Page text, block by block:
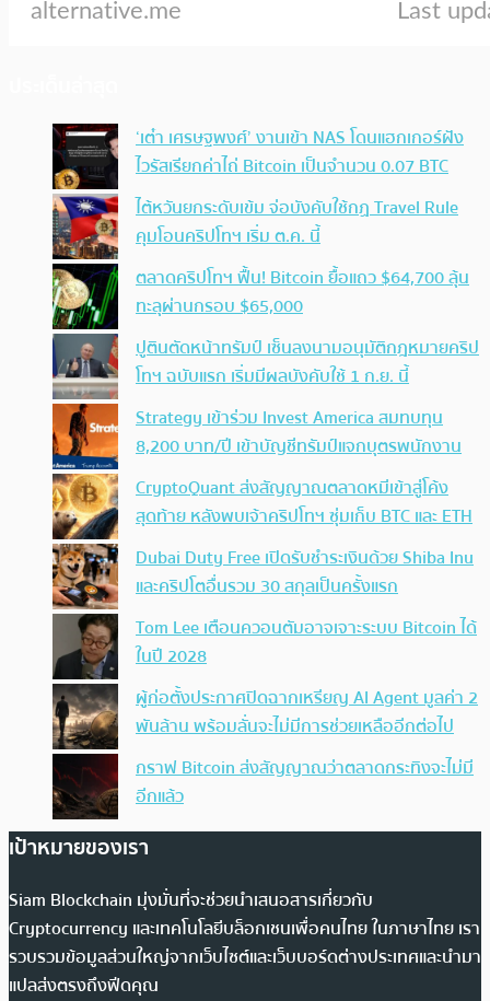
‘เต๋า เศรษฐพงศ์’ งานเข้า NAS โดนแฮกเกอร์ฝัง
ไวรัสเรียกค่าไถ่ Bitcoin เป็นจำนวน 0.07 BTC
ไต้หวันยกระดับเข้ม จ่อบังคับใช้กฏ Travel Rule
คุมโอนคริปโทฯ เริ่ม ต.ค. นี้
ตลาดคริปโทฯ ฟื้น! Bitcoin ยื้อแถว $64,700 ลุ้น
ทะลุผ่านกรอบ $65,000
ปูตินตัดหน้าทรัมป์ เซ็นลงนามอนุมัติกฎหมายคริป
โทฯ ฉบับแรก เริ่มมีผลบังคับใช้ 1 ก.ย. นี้
Strategy เข้าร่วม Invest America สมทบทุน
8,200 บาท/ปี เข้าบัญชีทรัมป์แจกบุตรพนักงาน
CryptoQuant ส่งสัญญาณตลาดหมีเข้าสู่โค้ง
สุดท้าย หลังพบเจ้าคริปโทฯ ซุ่มเก็บ BTC และ ETH
Dubai Duty Free เปิดรับชำระเงินด้วย Shiba Inu
และคริปโตอื่นรวม 30 สกุลเป็นครั้งแรก
Tom Lee เตือนควอนตัมอาจเจาะระบบ Bitcoin ได้
ในปี 2028
ผู้ก่อตั้งประกาศปิดฉากเหรียญ AI Agent มูลค่า 2
พันล้าน พร้อมลั่นจะไม่มีการช่วยเหลืออีกต่อไป
กราฟ Bitcoin ส่งสัญญาณว่าตลาดกระทิงจะไม่มี
อีกแล้ว
เป้าหมายของเรา
Siam Blockchain มุ่งมั่นที่จะช่วยนำเสนอสารเกี่ยวกับ
Cryptocurrency และเทคโนโลยีบล็อกเชนเพื่อคนไทย ในภาษาไทย เรา
รวบรวมข้อมูลส่วนใหญ่จากเว็บไซต์และเว็บบอร์ดต่างประเทศและนำมา
แปลส่งตรงถึงฟีดคุณ